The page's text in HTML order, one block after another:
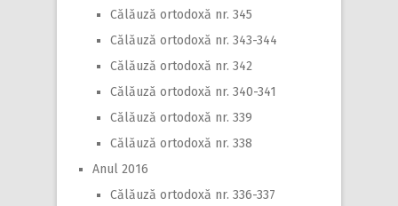
Călăuză ortodoxă nr. 345
Călăuză ortodoxă nr. 343-344
Călăuză ortodoxă nr. 342
Călăuză ortodoxă nr. 340-341
Călăuză ortodoxă nr. 339
Călăuză ortodoxă nr. 338
Anul 2016
Călăuză ortodoxă nr. 336-337